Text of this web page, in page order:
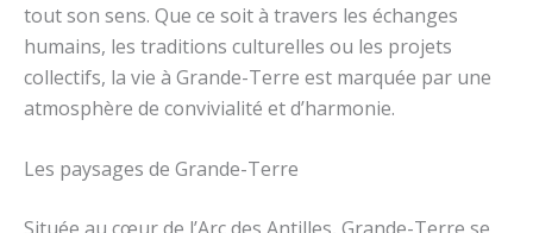
tout son sens. Que ce soit à travers les échanges
humains, les traditions culturelles ou les projets
collectifs, la vie à Grande-Terre est marquée par une
atmosphère de convivialité et d’harmonie.
Les paysages de Grande-Terre